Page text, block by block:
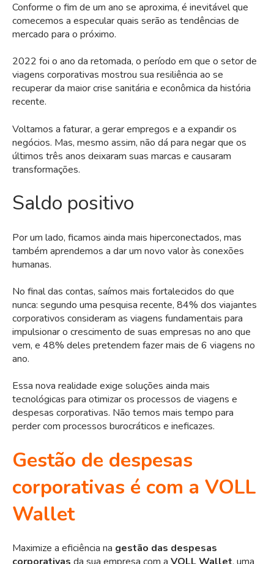
Conforme o fim de um ano se aproxima, é inevitável que
comecemos a especular quais serão as tendências de
mercado para o próximo.
2022 foi o ano da retomada, o período em que o setor de
viagens corporativas mostrou sua resiliência ao se
recuperar da maior crise sanitária e econômica da história
recente.
Voltamos a faturar, a gerar empregos e a expandir os
negócios. Mas, mesmo assim, não dá para negar que os
últimos três anos deixaram suas marcas e causaram
transformações.
Saldo positivo
Por um lado, ficamos ainda mais hiperconectados, mas
também aprendemos a dar um novo valor às conexões
humanas.
No final das contas, saímos mais fortalecidos do que
nunca: segundo uma pesquisa recente, 84% dos viajantes
corporativos consideram as viagens fundamentais para
impulsionar o crescimento de suas empresas no ano que
vem, e 48% deles pretendem fazer mais de 6 viagens no
ano.
Essa nova realidade exige soluções ainda mais
tecnológicas para otimizar os processos de viagens e
despesas corporativas. Não temos mais tempo para
perder com processos burocráticos e ineficazes.
Gestão de despesas
corporativas é com a VOLL
Wallet
Maximize a eficiência na gestão das despesas